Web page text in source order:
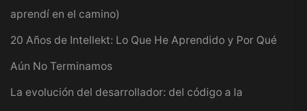
aprendí en el camino)
20 Años de Intellekt: Lo Que He Aprendido y Por Qué
Aún No Terminamos
La evolución del desarrollador: del código a la